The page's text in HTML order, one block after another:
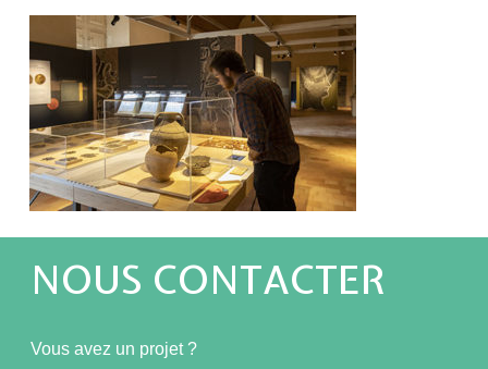
NOUS CONTACTER
Vous avez un projet ?